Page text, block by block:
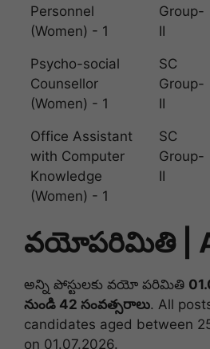
Personnel
(Women) - 1
Group-
II
Psycho-social
Counsellor
(Women) - 1
SC
Group-
II
Office Assistant
with Computer
Knowledge
(Women) - 1
SC
Group-
II
వయోపరిమితి |
అన్ని పోస్టులకు వయో పరిమితి
నుండి 42 సంవత్సరాలు. All
candidates aged between
on 01.07.2026.